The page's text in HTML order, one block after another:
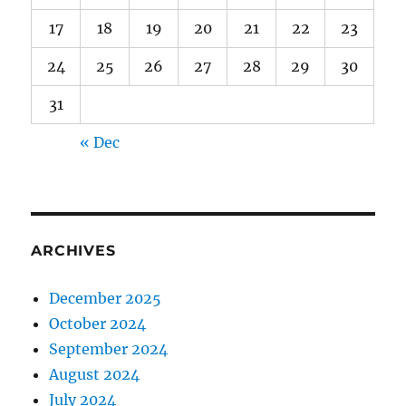
17 18 19 20 21 22 23
24 25 26 27 28 29 30
31
« Dec
ARCHIVES
December 2025
October 2024
September 2024
August 2024
July 2024